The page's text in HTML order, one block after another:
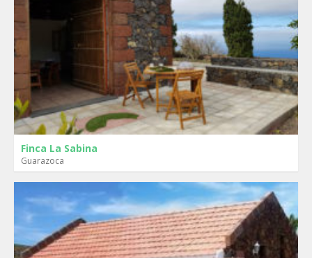
Finca La Sabina
Guarazoca